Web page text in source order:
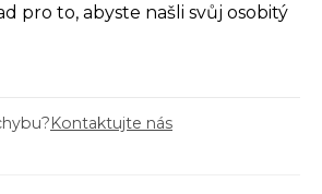
pro to, abyste našli svůj osobitý
Kontaktujte nás